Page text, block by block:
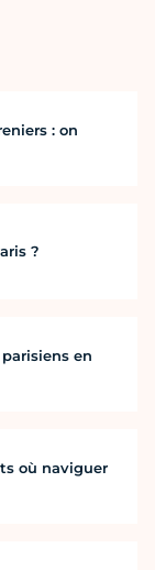
: on
?
en
où naviguer